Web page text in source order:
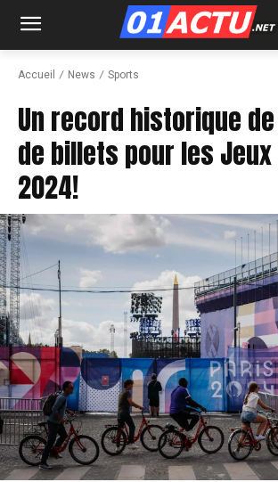
Accueil News Sports
Un record historique
de billets pour les Jeux
2024!